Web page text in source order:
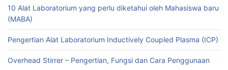
10 Alat Laboratorium yang perlu diketahui oleh Mahasiswa baru
(MABA)
Pengertian Alat Laboratorium Inductively Coupled Plasma (ICP)
Overhead Stirrer – Pengertian, Fungsi dan Cara Penggunaan